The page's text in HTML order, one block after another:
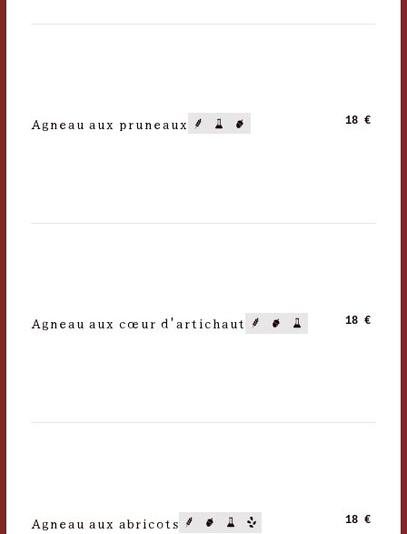
Agneau aux pruneaux 18 €
Agneau aux cœur d'artichaut 18 €
Agneau aux abricots 18 €